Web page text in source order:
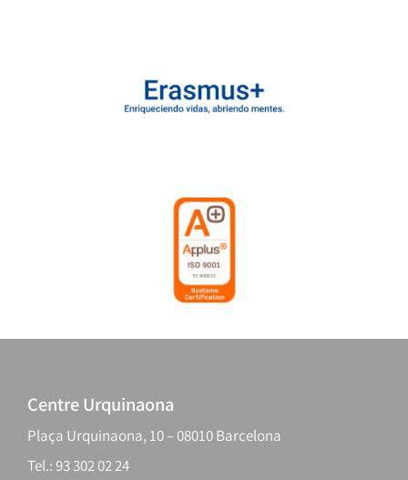
Centre Urquinaona
Plaça Urquinaona, 10 – 08010 Barcelona
Tel.: 93 302 02 24